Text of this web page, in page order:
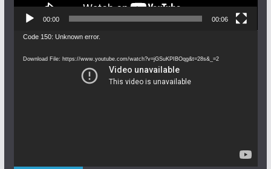
00:00 00:06
Video
Code 150: Unknown error.
Download File: https://www.youtube.com/watch?v=jGSuKPIBOqg&t=28s&_=2